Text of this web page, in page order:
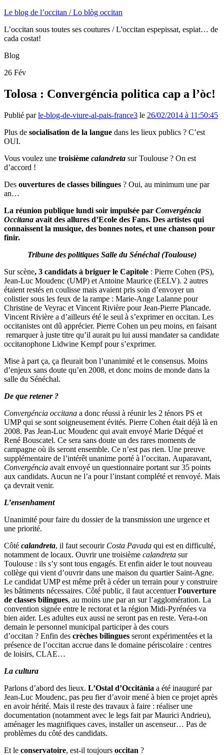
Le blog de l’occitan / Lo blòg occitan
L’occitan sous toutes ses coutures / L'occitan espepissat, espiat… de
cada costat!
Blog
26 Fév
Tolosa : Convergéncia politica cap a l’òc!
Publié parle-blog-de-viure-al-pais-france3 le 26/02/2014 à 11:50:45
Plus de socialisation de la langue dans les lieux publics ? C’est
OUI.
Vous voulez une troisième calandreta sur Toulouse ? On est
d’accord !
Des ouvertures de classes bilingues ? Oui, au minimum une par
an…
La réunion publique lundi soir impulsée par Convergéncia
Occitana avait des allures d’Ecole des Fans. Des artistes qui
connaissent la musique, des bonnes notes, et une chanson pour
finir.
Tribune des politiques Salle du Sénéchal (Toulouse)
Sur scène, 3 candidats à briguer le Capitole : Pierre Cohen (PS),
Jean-Luc Moudenc (UMP) et Antoine Maurice (EELV). 2 autres
étaient restés en coulisse mais avaient pris soin d’envoyer un
colistier sous les feux de la rampe : Marie-Ange Lalanne pour
Christine de Veyrac et Vincent Rivière pour Jean-Pierre Plancade.
Vincent Rivière a d’ailleurs été le seul à s’exprimer en occitan. Les
occitanistes ont dû apprécier. Pierre Cohen un peu moins, en faisant
remarquer à juste titre qu’il aurait pu lui aussi mandater sa candidate
occitanophone Lidwine Kempf pour s’exprimer.
Mise à part ça, ça fleurait bon l’unanimité et le consensus. Moins
d’enjeux sans doute qu’en 2008, et donc moins de monde dans la
salle du Sénéchal.
De que retener ?
Convergéncia occitana a donc réussi à réunir les 2 ténors PS et
UMP qui se sont soigneusement évités. Pierre Cohen était déjà là en
2008. Pas Jean-Luc Moudenc qui avait envoyé Marie Déqué et
René Bouscatel. Ce sera sans doute un des rares moments de
campagne où ils seront ensemble. Ce n’est pas rien. Une preuve
supplémentaire de l’intérêt unanime porté à l’occitan. Auparavant,
Convergéncia avait envoyé un questionnaire portant sur 35 points
aux candidats. Aucun ne l’a pour l’instant complété et renvoyé. Mais
ça devrait venir.
L’ensenhament
Unanimité pour faire du dossier de la transmission une urgence et
une priorité.
Côté calandreta, il faut secourir Costa Pavada qui est en difficulté,
notamment de locaux. Ouvrir une troisième calandreta sur
Toulouse : ils s’y sont tous engagés. Et enfin aider le tout nouveau
collège qui vient d’ouvrir dans une maison du quartier Saint-Agne.
Le candidat UMP est même prêt à céder un terrain pour y construire
les bâtiments nécessaires. Côté public, il faut accentuerl’ouverture
de classes bilingues, au moins une par an sur l’agglomération. La
convention signée entre le rectorat et la région Midi-Pyrénées va
bien aider. Les adultes eux aussi ne seront pas en reste. Vera-t-on
demain le personnel municipal participer à des cours
d’occitan ? Enfin des crèches bilingues seront expérimentées et la
présence de l’occitan accrue dans le domaine périscolaire : centres
de loisirs, CLAE…
La cultura
Parlons d’abord des lieux. L’Ostal d’Occitània a été inauguré par
Jean-Luc Moudenc, pas peu fier d’avoir mené à bien ce projet après
en avoir hérité. Mais il reste des travaux à faire : réaliser une
documentation (notamment avec le legs fait par Maurici Andrieu),
aménager les magnifiques caves, installer un ascenseur… Pas de
problèmes du côté des candidats.
Et le conservatoire, est-il toujours occitan ?